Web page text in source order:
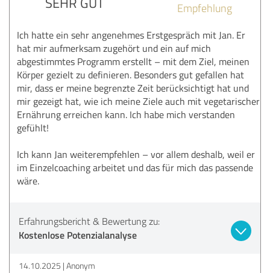
Empfehlung
Ich hatte ein sehr angenehmes Erstgespräch mit Jan. Er
hat mir aufmerksam zugehört und ein auf mich
abgestimmtes Programm erstellt – mit dem Ziel, meinen
Körper gezielt zu definieren. Besonders gut gefallen hat
mir, dass er meine begrenzte Zeit berücksichtigt hat und
mir gezeigt hat, wie ich meine Ziele auch mit vegetarischer
Ernährung erreichen kann. Ich habe mich verstanden
gefühlt!
Ich kann Jan weiterempfehlen – vor allem deshalb, weil er
im Einzelcoaching arbeitet und das für mich das passende
wäre.
Erfahrungsbericht & Bewertung zu:
Kostenlose Potenzialanalyse
14.10.2025 Anonym